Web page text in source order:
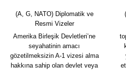
(A, G, NATO) Diplomatik ve
Resmi Vizeler
Amerika Birleşik Devletleri’ne
seyahatinin amacı
gözetilmeksizin A-1 vizesi alma
hakkına sahip olan devlet veya